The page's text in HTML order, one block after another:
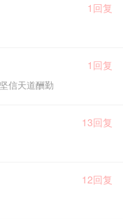
1回复
1回复
信天道酬勤
13回复
12回复